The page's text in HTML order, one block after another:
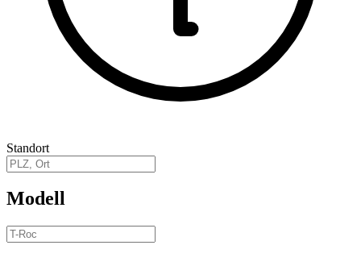
Standort
Modell